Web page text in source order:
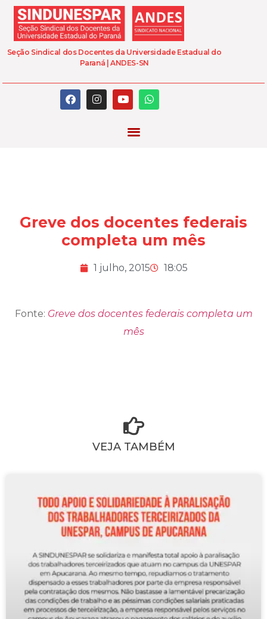
Seção Sindical dos Docentes da Universidade Estadual do
Paraná | ANDES-SN
Greve dos docentes federais
completa um mês
1 julho, 2015 18:05
Fonte: Greve dos docentes federais completa um
mês
VEJA TAMBÉM